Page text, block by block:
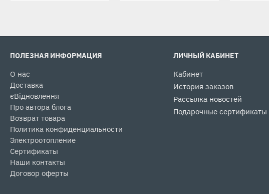
ПОЛЕЗНАЯ ИНФОРМАЦИЯ
О нас
Доставка
єВідновлення
Про автора блога
Возврат товара
Политика конфиденциальности
Электроотопление
Сертификаты
Наши контакты
Договор оферты
ЛИЧНЫЙ КАБИНЕТ
Кабинет
История заказов
Рассылка новостей
Подарочные сертификаты